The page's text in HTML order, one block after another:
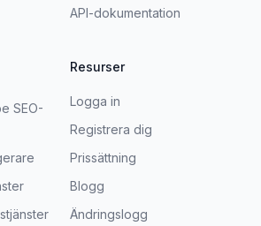
SEO-
API-dokumentation
Resurser
Logga in
Registrera dig
Prissättning
Blogg
Ändringslogg